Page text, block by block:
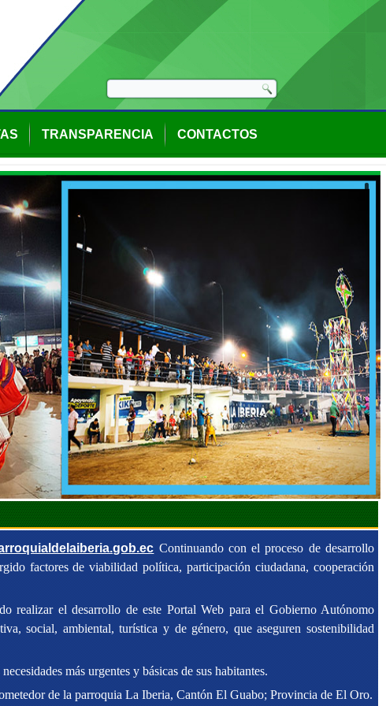
TRANSPARENCIA CONTACTOS
Continuando con el proceso de desarrollo
factores de viabilidad política, participación ciudadana, cooperación
realizar el desarrollo de este Portal Web para el Gobierno Autónomo
social, ambiental, turística y de género, que aseguren sostenibilidad
más urgentes y básicas de sus habitantes.
de la parroquia La Iberia, Cantón El Guabo; Provincia de El Oro.